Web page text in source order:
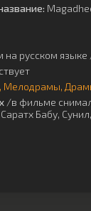
на русском языке
Мелодрамы
/в фильме
Саратх Бабу, Сунил,